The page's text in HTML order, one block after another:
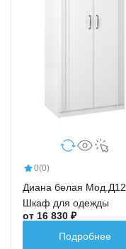
0(0)
Диана белая Мод.Д12
Шкаф для одежды
от 16 830 ₽
Подробнее